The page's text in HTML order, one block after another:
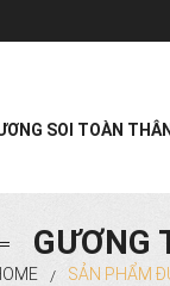
SOI TOÀN THÂN
GƯƠNG
/ SẢN PHẨM